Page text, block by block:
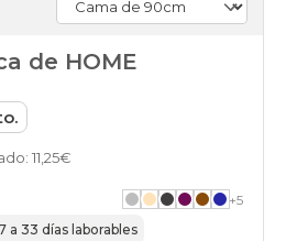
de HOME
11,25€
+5
a 33 días laborables